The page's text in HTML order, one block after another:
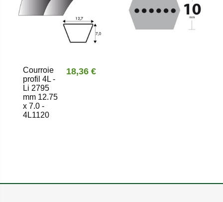
Courroie
profil 4L -
Li 2795
mm 12.75
x 7.0 -
4L1120
18,36 €